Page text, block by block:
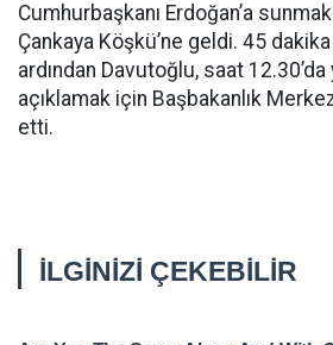
Cumhurbaşkanı Erdoğan’a
Çankaya Köşkü’ne geldi. 45
ardından Davutoğlu, saat
açıklamak için Başbakanlık
etti.